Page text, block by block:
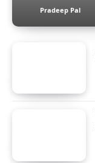
Pradeep Pal